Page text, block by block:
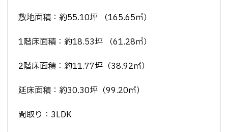
敷地面積：約55.10坪 （165.65㎡）
1階床面積：約18.53坪 （61.28㎡）
2階床面積：約11.77坪（38.92㎡）
延床面積：約30.30坪（99.20㎡）
間取り：3LDK